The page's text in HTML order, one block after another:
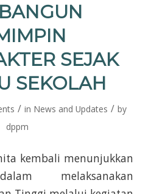
SEJAK
SEKOLAH
/ in News and Updates / by
dppm
kembali menunjukkan
melaksanakan